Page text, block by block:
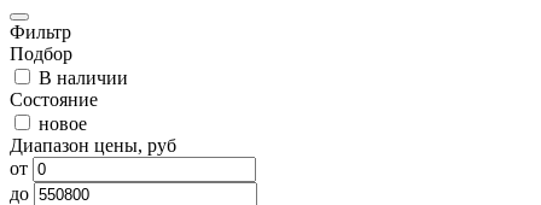
Фильтр
Подбор
В наличии
Состояние
новое
Диапазон цены, руб
от
до